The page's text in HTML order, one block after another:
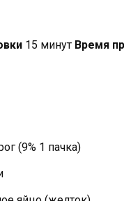
15 минут Время
(9% 1 пачка)